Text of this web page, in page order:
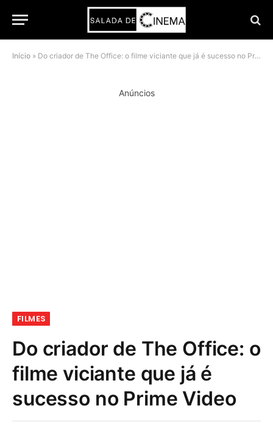
Início » Do criador de The Office: o filme viciante que já é sucesso no Prime Video
Anúncios
FILMES
Do criador de The Office: o
filme viciante que já é
sucesso no Prime Video